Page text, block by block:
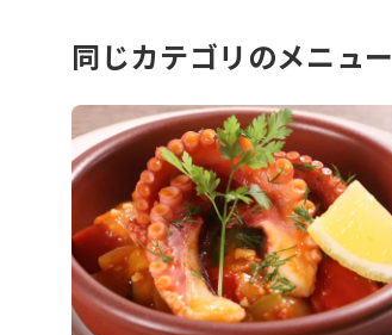
同じカテゴリのメニュー